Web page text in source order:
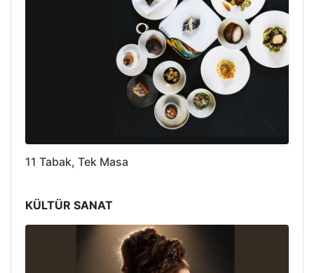
11 Tabak, Tek Masa
KÜLTÜR SANAT